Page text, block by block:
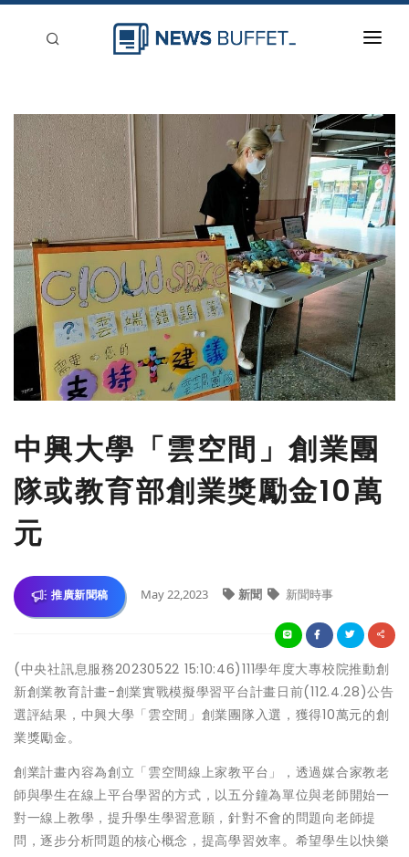
新聞稿分類
登入
刊登
中興大學「雲空間」創業團
隊或教育部創業獎勵金10萬
元
推廣新聞稿 May 22,2023 新聞 新聞時事
(中央社訊息服務20230522 15:10:46)111學年度大專校院推動創
新創業教育計畫-創業實戰模擬學習平台計畫日前(112.4.28)公告
選評結果，中興大學「雲空間」創業團隊入選，獲得10萬元的創
業獎勵金。
創業計畫內容為創立「雲空間線上家教平台」，透過媒合家教老
師與學生在線上平台學習的方式，以五分鐘為單位與老師開始一
對一線上教學，提升學生學習意願，針對不會的問題向老師提
問，逐步分析問題的核心概念，提高學習效率。希望學生以快樂